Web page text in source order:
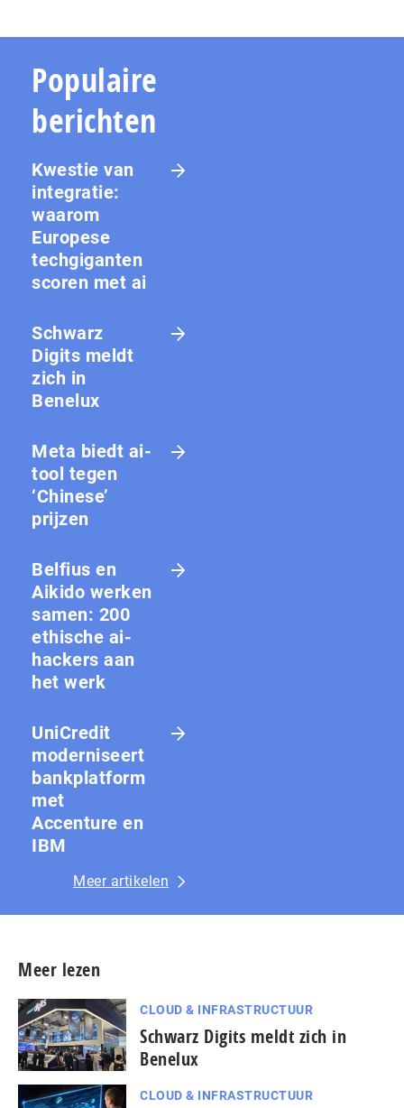
Populaire
berichten
Kwestie van
integratie:
waarom
Europese
techgiganten
scoren met ai
Schwarz
Digits meldt
zich in
Benelux
Meta biedt ai-
tool tegen
‘Chinese’
prijzen
Belfius en
Aikido werken
samen: 200
ethische ai-
hackers aan
het werk
UniCredit
moderniseert
bankplatform
met
Accenture en
IBM
Meer artikelen
Meer lezen
CLOUD & INFRASTRUCTUUR
Schwarz Digits meldt zich in
Benelux
CLOUD & INFRASTRUCTUUR